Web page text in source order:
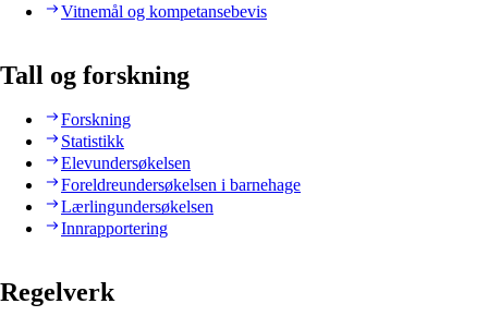
Vitnemål og kompetansebevis
Tall og forskning
Forskning
Statistikk
Elevundersøkelsen
Foreldreundersøkelsen i barnehage
Lærlingundersøkelsen
Innrapportering
Regelverk